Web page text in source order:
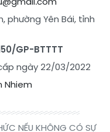
phường Yên Bái, tỉnh
GP-BTTTT
ngày 22/03/2022
NẾU KHÔNG CÓ SỰ